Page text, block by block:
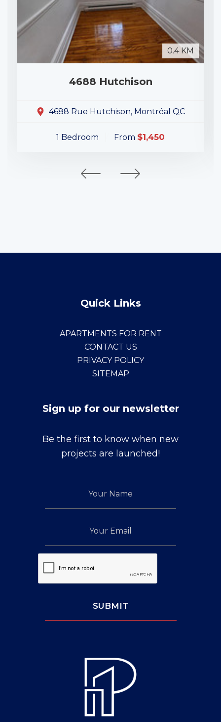
0.4 KM
4688 Hutchison
4688 Rue Hutchison, Montréal QC
1 Bedroom From $1,450
Quick Links
APARTMENTS FOR RENT
CONTACT US
PRIVACY POLICY
SITEMAP
Sign up for our newsletter
SignBe the first to know when new
projects are launched!
This
SUBMIT